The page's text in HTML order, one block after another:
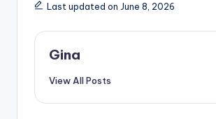
Last updated on June 8, 2026
Gina
View All Posts